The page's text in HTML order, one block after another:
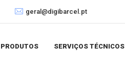
geral@digibarcel.pt
PRODUTOS SERVIÇOS TÉCNICOS